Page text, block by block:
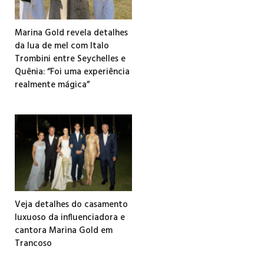
Marina Gold revela detalhes
da lua de mel com Italo
Trombini entre Seychelles e
Quênia: “Foi uma experiência
realmente mágica”
Veja detalhes do casamento
luxuoso da influenciadora e
cantora Marina Gold em
Trancoso